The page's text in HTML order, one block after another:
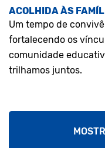
ACOLHIDA ÀS
Um tempo de
fortalecendo os
comunidade
trilhamos juntos.